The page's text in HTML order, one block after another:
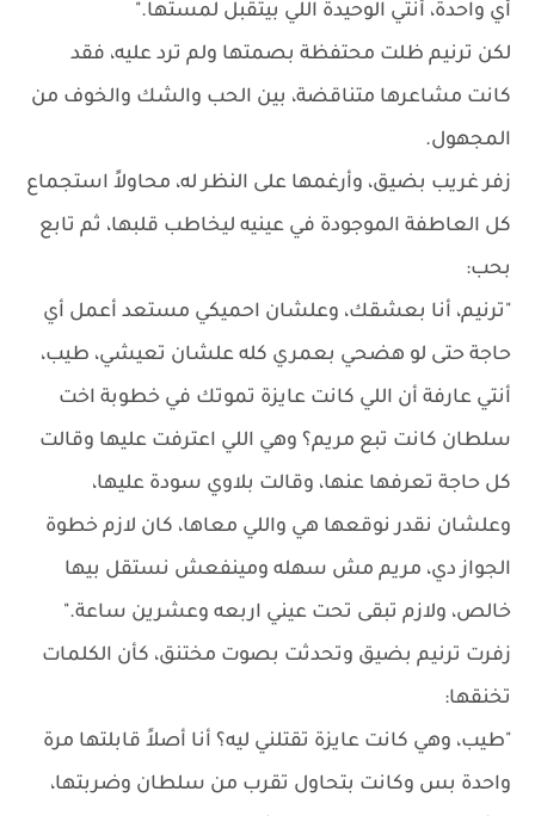
أي واحدة، أنتي الوحيدة اللي بيتقبل لمستها."
لكن ترنيم ظلت محتفظة بصمتها ولم ترد عليه، فقد
كانت مشاعرها متناقضة، بين الحب والشك والخوف من
المجهول.
زفر غريب بضيق، وأرغمها على النظر له، محاولاً استجماع
كل العاطفة الموجودة في عينيه ليخاطب قلبها، ثم تابع
بحب:
"ترنيم، أنا بعشقك، وعلشان احميكي مستعد أعمل أي
حاجة حتى لو هضحي بعمري كله علشان تعيشي، طيب،
أنتي عارفة أن اللي كانت عايزة تموتك في خطوبة اخت
سلطان كانت تبع مريم؟ وهي اللي اعترفت عليها وقالت
كل حاجة تعرفها عنها، وقالت بلاوي سودة عليها،
وعلشان نقدر نوقعها هي واللي معاها، كان لازم خطوة
الجواز دي، مريم مش سهله ومينفعش نستقل بيها
خالص، ولازم تبقى تحت عيني اربعه وعشرين ساعة."
زفرت ترنيم بضيق وتحدثت بصوت مختنق، كأن الكلمات
تخنقها:
"طيب، وهي كانت عايزة تقتلني ليه؟ أنا أصلاً قابلتها مرة
واحدة بس وكانت بتحاول تقرب من سلطان وضربتها،